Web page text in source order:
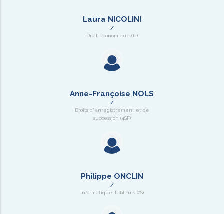
Laura NICOLINI
Droit économique (1J)
Anne-Françoise NOLS
Droits d'enregistrement et de
succession (4SF)
Philippe ONCLIN
Informatique: tableurs (2S)